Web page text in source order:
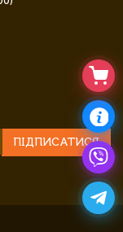
ПІДПИСАТИСЯ